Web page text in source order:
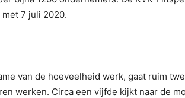
7 juli 2020.
van de hoeveelheid werk, gaat ruim
werken. Circa een vijfde kijkt naar de